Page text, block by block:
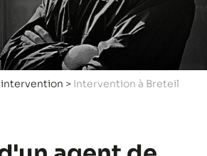
> Intervention à Breteil